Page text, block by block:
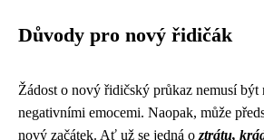
Důvody pro nový řidičák
Žádost o nový řidičský průkaz nemusí být
negativními emocemi. Naopak, může
nový začátek. Ať už se jedná o ztrátu,